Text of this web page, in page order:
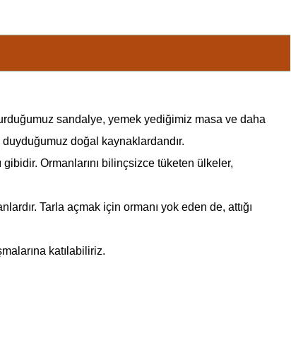
sandalye, yemek yediğimiz masa ve daha
doğal kaynaklardandır.
Ormanlarını bilinçsizce tüketen ülkeler,
Tarla açmak için ormanı yok eden de, attığı
katılabiliriz.